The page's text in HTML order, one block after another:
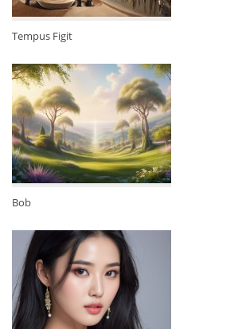
Tempus Figit
Bob